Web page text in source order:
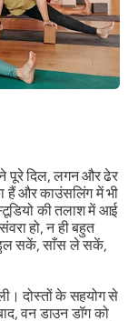
पूरे दिल, लगन और ढेर
हैं और काउंसलिंग में भी
की तलाश में आई
हो, न ही बहुत
डुल सकें, साँस ले सकें,
दोस्तों के सहयोग से
वन डाउन डॉग को